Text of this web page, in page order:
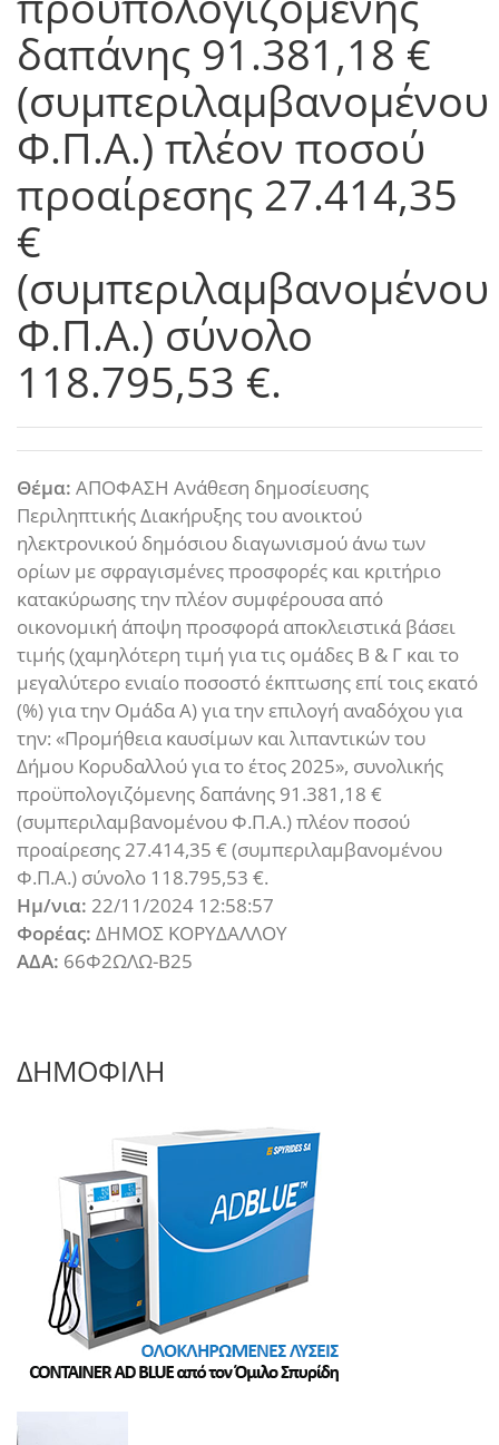
δαπάνης 91.381,18 €
(συμπεριλαμβανομένου
Φ.Π.Α.) πλέον ποσού
προαίρεσης 27.414,35
€
(συμπεριλαμβανομένου
Φ.Π.Α.) σύνολο
118.795,53 €.
Θέμα: ΑΠΟΦΑΣΗ Ανάθεση δημοσίευσης
Περιληπτικής Διακήρυξης του ανοικτού
ηλεκτρονικού δημόσιου διαγωνισμού άνω των
ορίων με σφραγισμένες προσφορές και κριτήριο
κατακύρωσης την πλέον συμφέρουσα από
οικονομική άποψη προσφορά αποκλειστικά βάσει
τιμής (χαμηλότερη τιμή για τις ομάδες Β & Γ και το
μεγαλύτερο ενιαίο ποσοστό έκπτωσης επί τοις εκατό
(%) για την Ομάδα Α) για την επιλογή αναδόχου για
την: «Προμήθεια καυσίμων και λιπαντικών του
Δήμου Κορυδαλλού για το έτος 2025», συνολικής
προϋπολογιζόμενης δαπάνης 91.381,18 €
(συμπεριλαμβανομένου Φ.Π.Α.) πλέον ποσού
προαίρεσης 27.414,35 € (συμπεριλαμβανομένου
Φ.Π.Α.) σύνολο 118.795,53 €.
Ημ/νια: 22/11/2024 12:58:57
Φορέας: ΔΗΜΟΣ ΚΟΡΥΔΑΛΛΟΥ
ΑΔΑ: 66Φ2ΩΛΩ-Β25
ΔΗΜΟΦΙΛΗ